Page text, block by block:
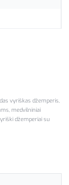
vyriškas džemperis,
, medvilniniai
džemperiai su